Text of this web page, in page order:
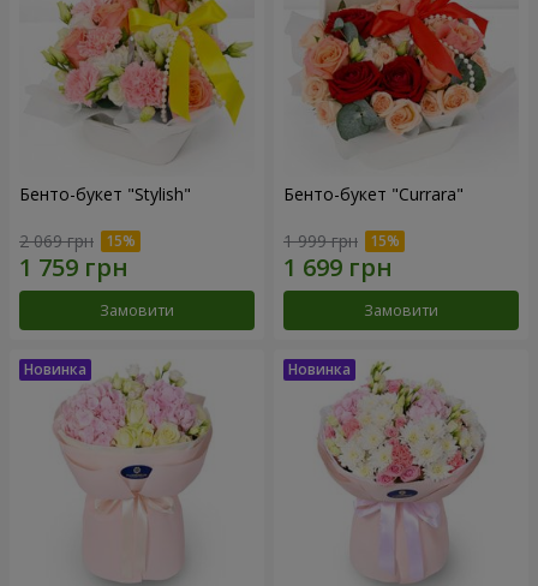
Бенто-букет "Stylish"
2 069 грн
Замовити
Бенто-букет "Currara"
1 999 грн
Замовити